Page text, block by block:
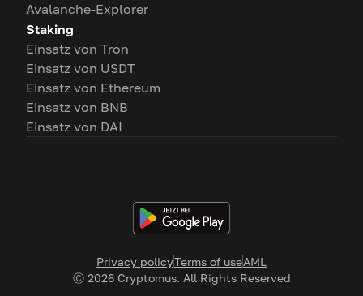
Privacy policyTerms of useAML
Ⓒ 2026Cryptomus. All Rights Reserved
Avalanche-Explorer
Staking
Einsatz von Tron
Einsatz von USDT
Einsatz von Ethereum
Einsatz von BNB
Einsatz von DAI